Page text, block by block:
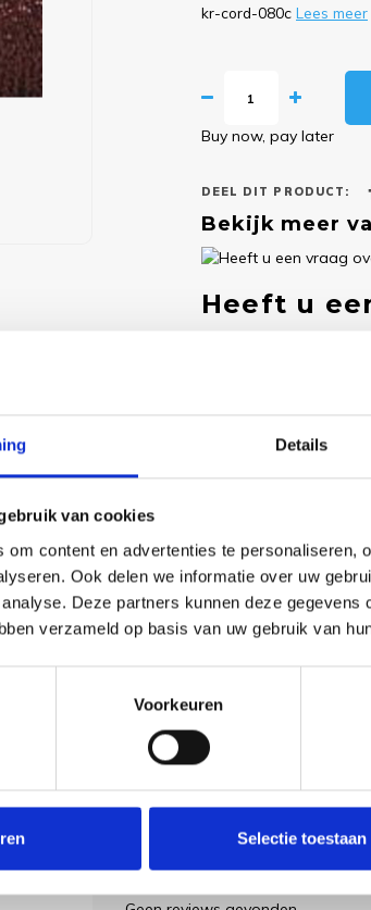
Details
van cookies
om content en advertenties te personaliseren,
Ook delen we informatie over uw
Deze partners kunnen deze
verzameld op basis van uw gebruik van
Voorkeuren
Selectie toestaan
kr-cord-080c Lees meer
Buy now, pay later
DEEL DIT PRODUCT:
Bekijk meer
Heeft u
Onze medewerker
Stuur een e-mail
Goedgekeurd door Webwinkelkeur